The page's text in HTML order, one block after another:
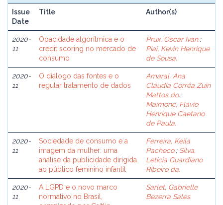
Issue
Date
Title Author(s)
2020-
11
Opacidade algorítmica e o
credit scoring no mercado de
consumo
Prux, Oscar Ivan.;
Piai, Kevin Henrique
de Sousa.
2020-
11
O diálogo das fontes e o
regular tratamento de dados
Amaral, Ana
Cláudia Corrêa Zuin
Mattos do.;
Maimone, Flávio
Henrique Caetano
de Paula.
2020-
11
Sociedade de consumo e a
imagem da mulher: uma
análise da publicidade dirigida
ao público feminino infantil
Ferreira, Keila
Pacheco.; Silva,
Letícia Guardiano
Ribeiro da.
2020-
11
A LGPD e o novo marco
normativo no Brasil,
Sarlet, Gabrielle
Bezerra Sales.